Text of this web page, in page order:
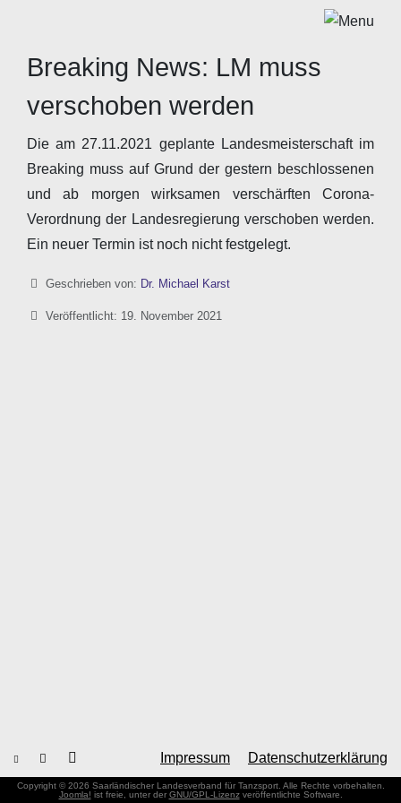
Breaking News: LM muss
verschoben werden
Die am 27.11.2021 geplante Landesmeisterschaft im
Breaking muss auf Grund der gestern beschlossenen
und ab morgen wirksamen verschärften Corona-
Verordnung der Landesregierung verschoben werden.
Ein neuer Termin ist noch nicht festgelegt.
DetailsGeschrieben von: Dr. Michael Karst
Veröffentlicht: 19. November 2021
Impressum Datenschutzerklärung
Copyright © 2026 Saarländischer Landesverband für Tanzsport. Alle Rechte vorbehalten.
Joomla! ist freie, unter der GNU/GPL-Lizenzveröffentlichte Software.